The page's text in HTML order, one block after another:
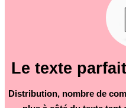
Le texte
Distribution, nombre de